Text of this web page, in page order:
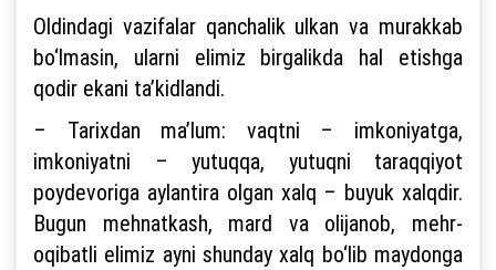
Oldindagi vazifalar qanchalik ulkan va murakkab
bo‘lmasin, ularni elimiz birgalikda hal etishga
qodir ekani ta’kidlandi.
– Tarixdan ma’lum: vaqtni – imkoniyatga,
imkoniyatni – yutuqqa, yutuqni taraqqiyot
poydevoriga aylantira olgan xalq – buyuk xalqdir.
Bugun mehnatkash, mard va olijanob, mehr-
oqibatli elimiz ayni shunday xalq bo‘lib maydonga